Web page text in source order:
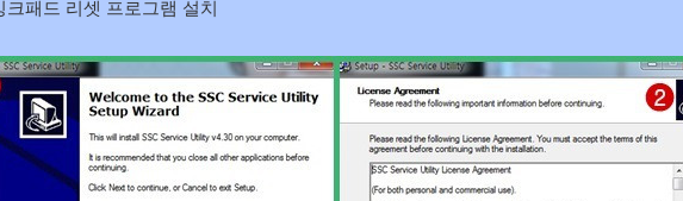
크패드 리셋 프로그램 설치